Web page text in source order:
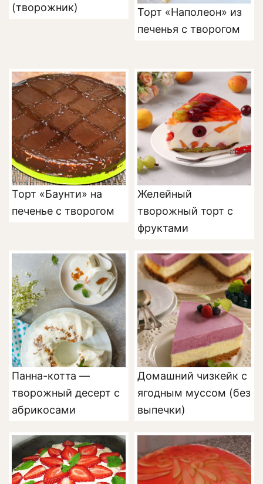
(творожник)
Торт «Наполеон» из
печенья с творогом
Торт «Баунти» на
печенье с творогом
Желейный
творожный торт с
фруктами
Панна-котта —
творожный десерт с
абрикосами
Домашний чизкейк с
ягодным муссом (без
выпечки)